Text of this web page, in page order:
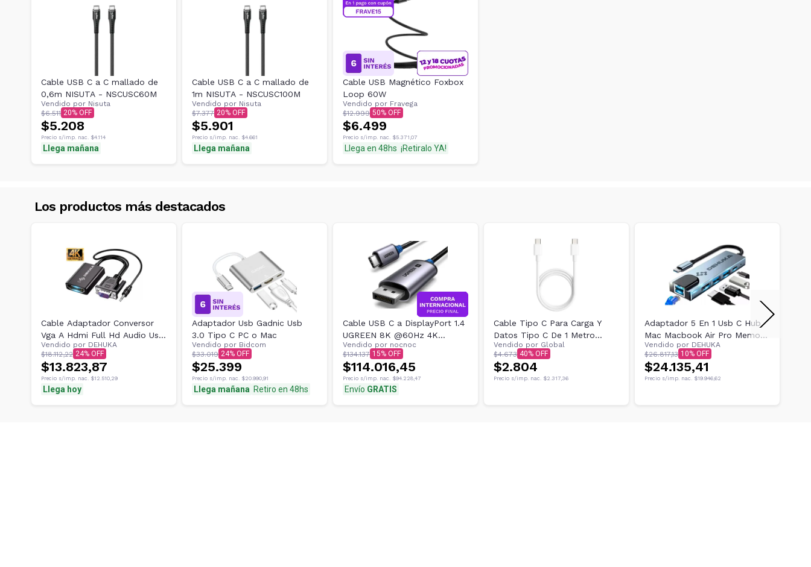
Cable USB C a C mallado de
0,6m NISUTA - NSCUSC60M
Vendido por Nisuta
$6.511 20
$5.208
Precio s/imp. nac. $4.114
Llega mañana
Cable USB C a C mallado de
1m NISUTA - NSCUSC100M
Vendido por Nisuta
$7.377 20
$5.901
Precio s/imp. nac. $4.661
Llega mañana
Cable USB Magnético Foxbox
Loop 60W
Vendido por Fravega
$12.999 50
$6.499
Precio s/imp. nac. $5.371,07
Llega en 48hs ¡Retiralo YA!
Los productos más destacados
Cable Adaptador Conversor
Vga A Hdmi Full Hd Audio Usb
Convertidor Monitor Hdmi
Dehuka
Vendido por DEHUKA
$18.112,22 24
$13.823,87
Precio s/imp. nac. $12.510,29
Llega hoy
Adaptador Usb Gadnic Usb
3.0 Tipo C PC o Mac
Vendido por Bidcom
$33.019 24
$25.399
Precio s/imp. nac. $20.990,91
Llega mañana Retiro en 48hs
Cable USB C a DisplayPort 1.4
UGREEN 8K @60Hz 4K
@240Hz 1 m
Vendido por nocnoc
$134.137 15
$114.016,45
Precio s/imp. nac. $94.228,47
Envío GRATIS
Cable Tipo C Para Carga Y
Datos Tipo C De 1 Metro
Global
Vendido por Global
$4.673 40
$2.804
Precio s/imp. nac. $2.317,36
Adaptador 5 En 1 Usb C Hub
Mac Macbook Air Pro Memoria
Cable
Vendido por DEHUKA
$26.817,13 10
$24.135,41
Precio s/imp. nac. $19.946,62